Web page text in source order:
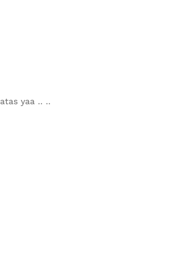
yaa .. ..